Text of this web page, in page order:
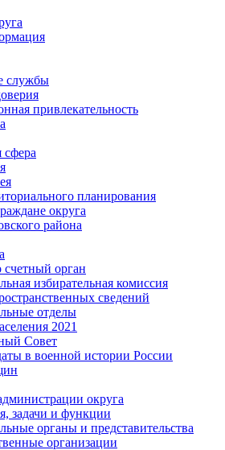
службы
привлекательность
сфера
планирования
округа
района
счетный орган
избирательная комиссия
сведений
отделы
2021
Совет
в военной истории России
округа
задачи и функции
органы и представительства
организации